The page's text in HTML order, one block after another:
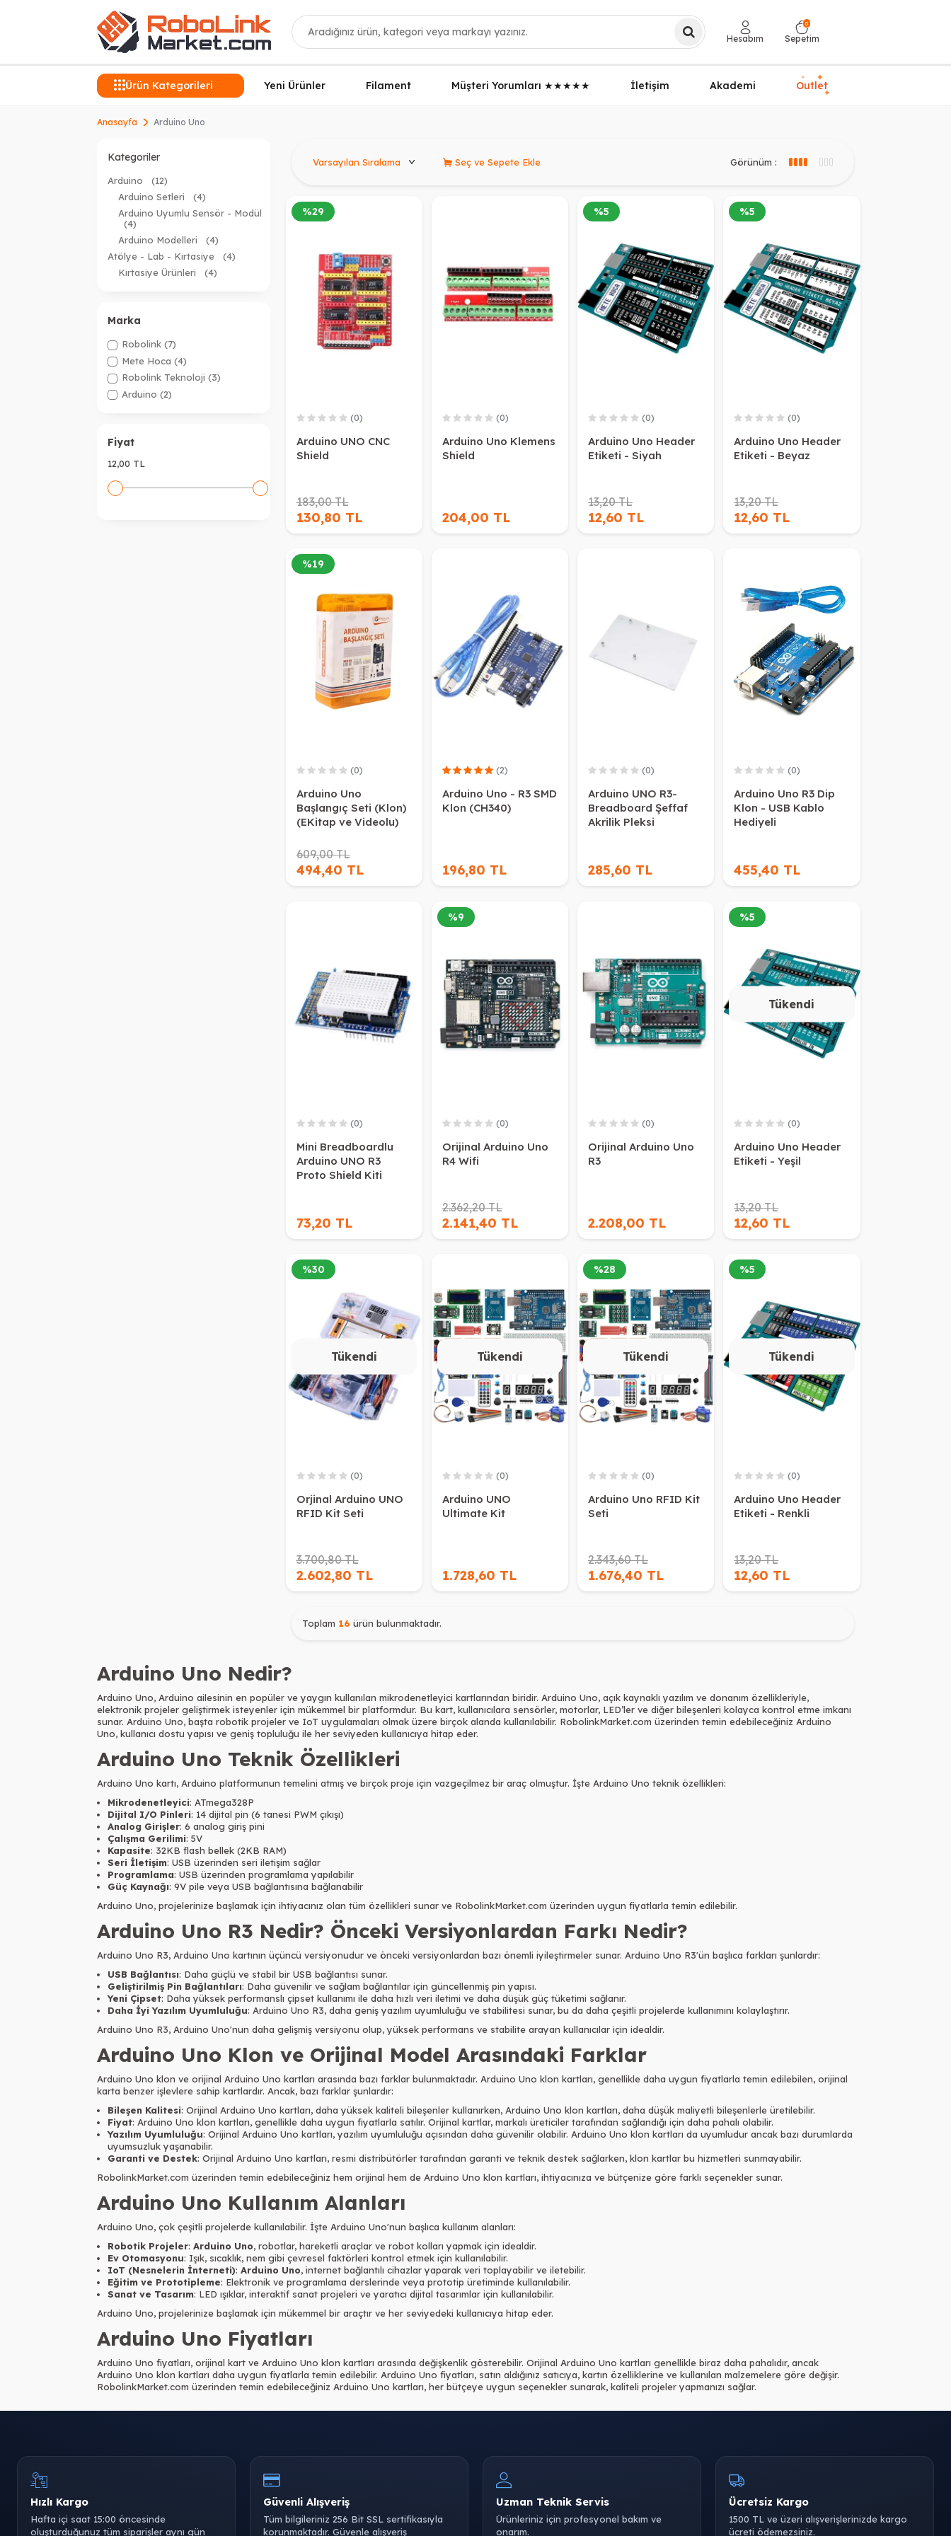
Ara
Hesabım
0
Sepetim
Ürün Kategorileri Yeni Ürünler Filament Müşteri Yorumları ★★★★★ İletişim Akademi Outlet
✦ ✦
✦
Anasayfa Arduino Uno
Kategoriler
Arduino
(12)
Arduino Setleri
(4)
Arduino Uyumlu Sensör - Modül
(4)
Arduino Modelleri
(4)
Atölye - Lab - Kırtasiye
(4)
Kırtasiye Ürünleri
(4)
Marka
Robolink (7)
Mete Hoca (4)
Robolink Teknoloji (3)
Arduino (2)
Fiyat
12,00 TL
Seç ve Sepete Ekle Görünüm : 3 sütun görünüm
%29
(0)
Arduino UNO CNC
Shield
183,00 TL
130,80 TL
(0)
Arduino Uno Klemens
Shield
204,00 TL
%5
(0)
Arduino Uno Header
Etiketi - Siyah
13,20 TL
12,60 TL
%5
(0)
Arduino Uno Header
Etiketi - Beyaz
13,20 TL
12,60 TL
%19
(0)
Arduino Uno
Başlangıç Seti (Klon)
(EKitap ve Videolu)
609,00 TL
494,40 TL
(2)
Arduino Uno - R3 SMD
Klon (CH340)
196,80 TL
(0)
Arduino UNO R3-
Breadboard Şeffaf
Akrilik Pleksi
285,60 TL
(0)
Arduino Uno R3 Dip
Klon - USB Kablo
Hediyeli
455,40 TL
(0)
Mini Breadboardlu
Arduino UNO R3
Proto Shield Kiti
73,20 TL
%9
(0)
Orijinal Arduino Uno
R4 Wifi
2.362,20 TL
2.141,40 TL
(0)
Orijinal Arduino Uno
R3
2.208,00 TL
Tükendi
%5
(0)
Arduino Uno Header
Etiketi - Yeşil
13,20 TL
12,60 TL
Tükendi
%30
(0)
Orjinal Arduino UNO
RFID Kit Seti
3.700,80 TL
2.602,80 TL
Tükendi
(0)
Arduino UNO
Ultimate Kit
1.728,60 TL
Tükendi
%28
(0)
Arduino Uno RFID Kit
Seti
2.343,60 TL
1.676,40 TL
Tükendi
%5
(0)
Arduino Uno Header
Etiketi - Renkli
13,20 TL
12,60 TL
Toplam 16 ürün bulunmaktadır.
Arduino Uno Nedir?
Arduino Uno, Arduino ailesinin en popüler ve yaygın kullanılan mikrodenetleyici kartlarından biridir. Arduino Uno, açık kaynaklı yazılım ve donanım özellikleriyle,
elektronik projeler geliştirmek isteyenler için mükemmel bir platformdur. Bu kart, kullanıcılara sensörler, motorlar, LED’ler ve diğer bileşenleri kolayca kontrol etme imkanı
sunar. Arduino Uno, başta robotik projeler ve IoT uygulamaları olmak üzere birçok alanda kullanılabilir. RobolinkMarket.com üzerinden temin edebileceğiniz Arduino
Uno, kullanıcı dostu yapısı ve geniş topluluğu ile her seviyeden kullanıcıya hitap eder.
Arduino Uno Teknik Özellikleri
Arduino Uno kartı, Arduino platformunun temelini atmış ve birçok proje için vazgeçilmez bir araç olmuştur. İşte Arduino Uno teknik özellikleri:
Mikrodenetleyici: ATmega328P
Dijital I/O Pinleri: 14 dijital pin (6 tanesi PWM çıkışı)
Analog Girişler: 6 analog giriş pini
Çalışma Gerilimi: 5V
Kapasite: 32KB flash bellek (2KB RAM)
Seri İletişim: USB üzerinden seri iletişim sağlar
Programlama: USB üzerinden programlama yapılabilir
Güç Kaynağı: 9V pile veya USB bağlantısına bağlanabilir
Arduino Uno, projelerinize başlamak için ihtiyacınız olan tüm özellikleri sunar ve RobolinkMarket.com üzerinden uygun fiyatlarla temin edilebilir.
Arduino Uno R3 Nedir? Önceki Versiyonlardan Farkı Nedir?
Arduino Uno R3, Arduino Uno kartının üçüncü versiyonudur ve önceki versiyonlardan bazı önemli iyileştirmeler sunar. Arduino Uno R3'ün başlıca farkları şunlardır:
USB Bağlantısı: Daha güçlü ve stabil bir USB bağlantısı sunar.
Geliştirilmiş Pin Bağlantıları: Daha güvenilir ve sağlam bağlantılar için güncellenmiş pin yapısı.
Yeni Çipset: Daha yüksek performanslı çipset kullanımı ile daha hızlı veri iletimi ve daha düşük güç tüketimi sağlanır.
Daha İyi Yazılım Uyumluluğu: Arduino Uno R3, daha geniş yazılım uyumluluğu ve stabilitesi sunar, bu da daha çeşitli projelerde kullanımını kolaylaştırır.
Arduino Uno R3, Arduino Uno'nun daha gelişmiş versiyonu olup, yüksek performans ve stabilite arayan kullanıcılar için idealdir.
Arduino Uno Klon ve Orijinal Model Arasındaki Farklar
Arduino Uno klon ve orijinal Arduino Uno kartları arasında bazı farklar bulunmaktadır. Arduino Uno klon kartları, genellikle daha uygun fiyatlarla temin edilebilen, orijinal
karta benzer işlevlere sahip kartlardır. Ancak, bazı farklar şunlardır:
Bileşen Kalitesi: Orijinal Arduino Uno kartları, daha yüksek kaliteli bileşenler kullanırken, Arduino Uno klon kartları, daha düşük maliyetli bileşenlerle üretilebilir.
Fiyat: Arduino Uno klon kartları, genellikle daha uygun fiyatlarla satılır. Orijinal kartlar, markalı üreticiler tarafından sağlandığı için daha pahalı olabilir.
Yazılım Uyumluluğu: Orijinal Arduino Uno kartları, yazılım uyumluluğu açısından daha güvenilir olabilir. Arduino Uno klon kartları da uyumludur ancak bazı durumlarda
uyumsuzluk yaşanabilir.
Garanti ve Destek: Orijinal Arduino Uno kartları, resmi distribütörler tarafından garanti ve teknik destek sağlarken, klon kartlar bu hizmetleri sunmayabilir.
RobolinkMarket.com üzerinden temin edebileceğiniz hem orijinal hem de Arduino Uno klon kartları, ihtiyacınıza ve bütçenize göre farklı seçenekler sunar.
Arduino Uno Kullanım Alanları
Arduino Uno, çok çeşitli projelerde kullanılabilir. İşte Arduino Uno'nun başlıca kullanım alanları:
Robotik Projeler: Arduino Uno, robotlar, hareketli araçlar ve robot kolları yapmak için idealdir.
Ev Otomasyonu: Işık, sıcaklık, nem gibi çevresel faktörleri kontrol etmek için kullanılabilir.
IoT (Nesnelerin İnterneti): Arduino Uno, internet bağlantılı cihazlar yaparak veri toplayabilir ve iletebilir.
Eğitim ve Prototipleme: Elektronik ve programlama derslerinde veya prototip üretiminde kullanılabilir.
Sanat ve Tasarım: LED ışıklar, interaktif sanat projeleri ve yaratıcı dijital tasarımlar için kullanılabilir.
Arduino Uno, projelerinize başlamak için mükemmel bir araçtır ve her seviyedeki kullanıcıya hitap eder.
Arduino Uno Fiyatları
Arduino Uno fiyatları, orijinal kart ve Arduino Uno klon kartları arasında değişkenlik gösterebilir. Orijinal Arduino Uno kartları genellikle biraz daha pahalıdır, ancak
Arduino Uno klon kartları daha uygun fiyatlarla temin edilebilir. Arduino Uno fiyatları, satın aldığınız satıcıya, kartın özelliklerine ve kullanılan malzemelere göre değişir.
RobolinkMarket.com üzerinden temin edebileceğiniz Arduino Uno kartları, her bütçeye uygun seçenekler sunarak, kaliteli projeler yapmanızı sağlar.
Hızlı Kargo
Hafta içi saat 15:00 öncesinde
oluşturduğunuz tüm siparişler aynı gün
Güvenli Alışveriş
Tüm bilgileriniz 256 Bit SSL sertifikasıyla
korunmaktadır. Güvenle alışveriş
Uzman Teknik Servis
Ürünleriniz için profesyonel bakım ve
onarım.
Ücretsiz Kargo
1500 TL ve üzeri alışverişlerinizde kargo
ücreti ödemezsiniz.